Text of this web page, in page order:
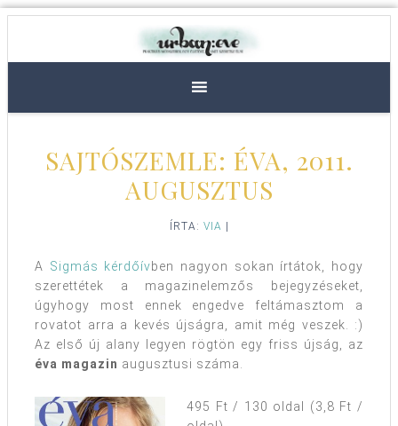
SAJTÓSZEMLE: ÉVA, 2011.
AUGUSZTUS
ÍRTA: VIA
A Sigmás kérdőívben nagyon sokan írtátok, hogy
szerettétek a magazinelemzős bejegyzéseket,
úgyhogy most ennek engedve feltámasztom a
rovatot arra a kevés újságra, amit még veszek. :)
Az első új alany legyen rögtön egy friss újság, az
éva magazin augusztusi száma.
495 Ft / 130 oldal (3,8 Ft /